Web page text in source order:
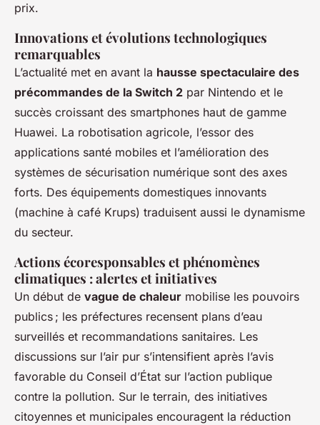
prix.
Innovations et évolutions technologiques
remarquables
L’actualité met en avant la hausse spectaculaire des
précommandes de la Switch 2 par Nintendo et le
succès croissant des smartphones haut de gamme
Huawei. La robotisation agricole, l’essor des
applications santé mobiles et l’amélioration des
systèmes de sécurisation numérique sont des axes
forts. Des équipements domestiques innovants
(machine à café Krups) traduisent aussi le dynamisme
du secteur.
Actions écoresponsables et phénomènes
climatiques : alertes et initiatives
Un début de vague de chaleur mobilise les pouvoirs
publics ; les préfectures recensent plans d’eau
surveillés et recommandations sanitaires. Les
discussions sur l’air pur s’intensifient après l’avis
favorable du Conseil d’État sur l’action publique
contre la pollution. Sur le terrain, des initiatives
citoyennes et municipales encouragent la réduction